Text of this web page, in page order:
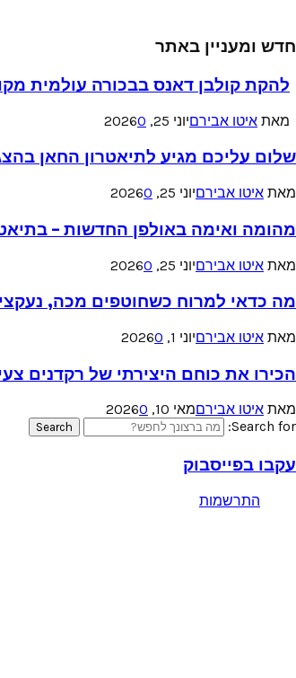
חדש ומעניין באתר
להקת קולבן דאנס בבכורה עולמית
מאת איטו אבירםיוני 25, 2026 0
שלום עליכם מגיע לתיאטרון החאן
מאת איטו אבירםיוני 25, 2026 0
מהומה ואימה באולפן החדשות –
מאת איטו אבירםיוני 25, 2026 0
מה כדאי למרוח כשחוטפים מכה,
מאת איטו אבירםיוני 1, 2026 0
הכירו את כוחם היצירתי של רקדנים
מאת איטו אבירםמאי 10, 2026
0
Search for:
Search
עקבו בפייסבוק
התרשמות